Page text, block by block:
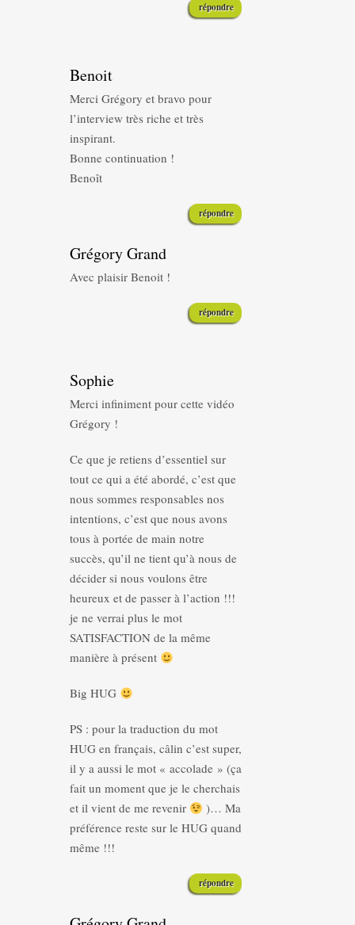
répondre
Benoit
Merci Grégory et bravo pour
l’interview très riche et très
inspirant.
Bonne continuation !
Benoît
répondre
Grégory Grand
Avec plaisir Benoit !
répondre
Sophie
Merci infiniment pour cette vidéo
Grégory !
Ce que je retiens d’essentiel sur
tout ce qui a été abordé, c’est que
nous sommes responsables nos
intentions, c’est que nous avons
tous à portée de main notre
succès, qu’il ne tient qu’à nous de
décider si nous voulons être
heureux et de passer à l’action !!!
je ne verrai plus le mot
SATISFACTION de la même
manière à présent
Big HUG
PS : pour la traduction du mot
HUG en français, câlin c’est super,
il y a aussi le mot « accolade » (ça
fait un moment que je le cherchais
et il vient de me revenir
)… Ma
préférence reste sur le HUG quand
même !!!
répondre